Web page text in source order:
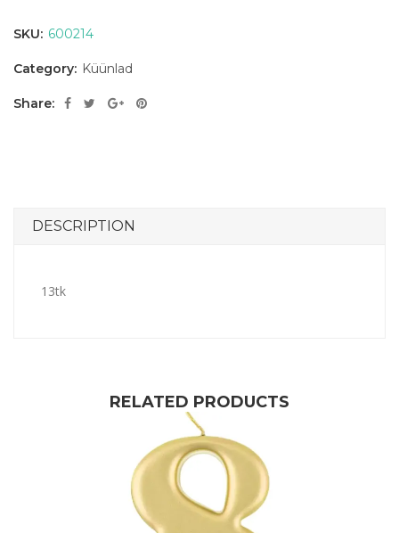
SKU: 600214
Category: Küünlad
Share:
DESCRIPTION
13tk
RELATED PRODUCTS